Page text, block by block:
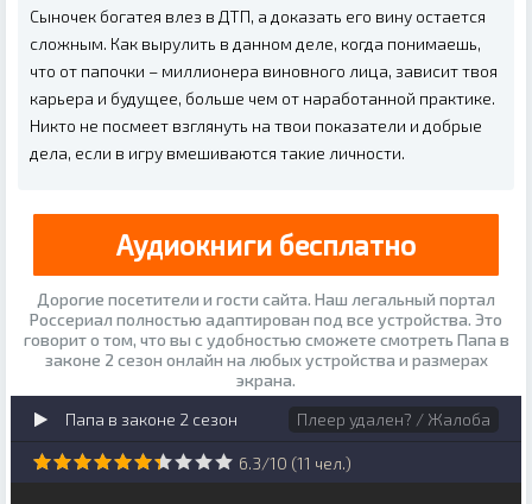
Сыночек богатея влез в ДТП, а доказать его вину остается
сложным. Как вырулить в данном деле, когда понимаешь,
что от папочки – миллионера виновного лица, зависит твоя
карьера и будущее, больше чем от наработанной практике.
Никто не посмеет взглянуть на твои показатели и добрые
дела, если в игру вмешиваются такие личности.
Аудиокниги бесплатно
Дорогие посетители и гости сайта. Наш легальный портал
Россериал полностью адаптирован под все устройства. Это
говорит о том, что вы с удобностью сможете смотреть Папа в
законе 2 сезон онлайн на любых устройства и размерах
экрана.
Папа в законе 2 сезон
Плеер удален? / Жалоба
6.3/10 (11 чел.)